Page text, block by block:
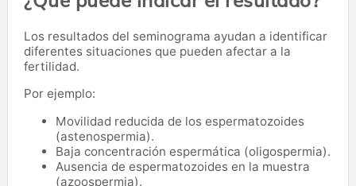
Los resultados del seminograma ayudan a identificar
diferentes situaciones que pueden afectar a la
fertilidad.
Por ejemplo:
Movilidad reducida de los espermatozoides
(astenospermia).
Baja concentración espermática (oligospermia).
Ausencia de espermatozoides en la muestra
(azoospermia).